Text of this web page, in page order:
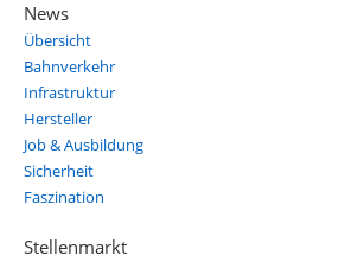
News
Übersicht
Bahnverkehr
Infrastruktur
Hersteller
Job & Ausbildung
Sicherheit
Faszination
Stellenmarkt